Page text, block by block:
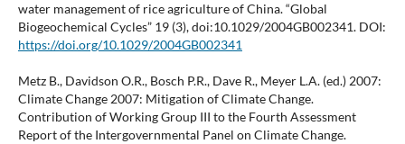
water management of rice agriculture of China. “Global
Biogeochemical Cycles” 19 (3), doi:10.1029/2004GB002341. DOI:
https://doi.org/10.1029/2004GB002341
Metz B., Davidson O.R., Bosch P.R., Dave R., Meyer L.A. (ed.) 2007:
Climate Change 2007: Mitigation of Climate Change.
Contribution of Working Group III to the Fourth Assessment
Report of the Intergovernmental Panel on Climate Change.